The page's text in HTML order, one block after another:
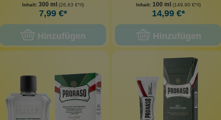
Inhalt: 300 ml (26,63 €*/l)
7,99 €*
Hinzufügen
Inhalt: 100 ml (149,90 €*/l)
14,99 €*
Hinzufügen